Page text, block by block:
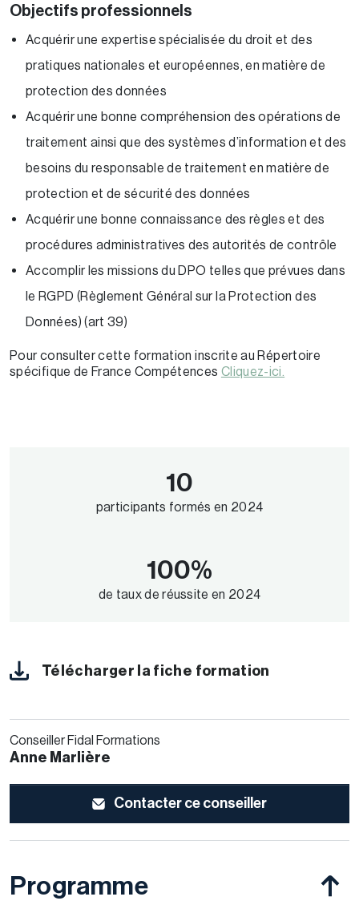
Objectifs professionnels
Acquérir une expertise spécialisée du droit et des
pratiques nationales et européennes, en matière de
protection des données
Acquérir une bonne compréhension des opérations de
traitement ainsi que des systèmes d’information et des
besoins du responsable de traitement en matière de
protection et de sécurité des données
Acquérir une bonne connaissance des règles et des
procédures administratives des autorités de contrôle
Accomplir les missions du DPO telles que prévues dans
le RGPD (Règlement Général sur la Protection des
Données) (art 39)
Pour consulter cette formation inscrite au Répertoire
spécifique de France Compétences Cliquez-ici.
10
participants formés en 2024
100%
de taux de réussite en 2024
Télécharger la fiche formation
Conseiller Fidal Formations
Anne Marlière
Contacter ce conseiller
Programme